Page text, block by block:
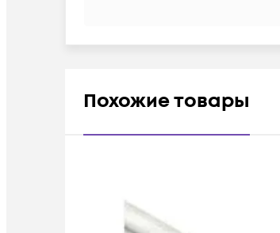
Похожие товары